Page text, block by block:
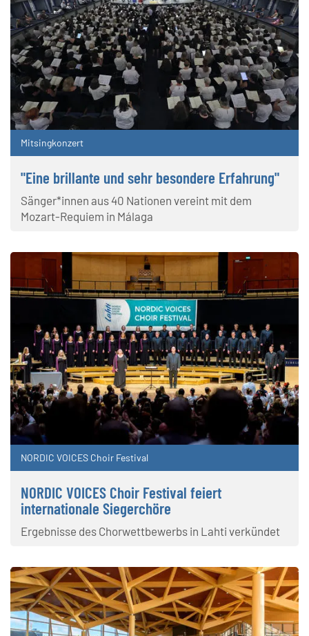
Mitsingkonzert
"Eine brillante und sehr besondere Erfahrung"
Sänger*innen aus 40 Nationen vereint mit dem
Mozart-Requiem in Málaga
NORDIC VOICES Choir Festival
NORDIC VOICES Choir Festival feiert
internationale Siegerchöre
Ergebnisse des Chorwettbewerbs in Lahti verkündet